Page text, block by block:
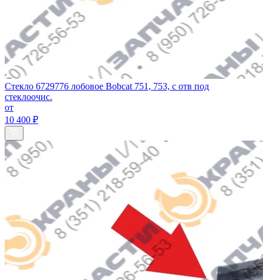
Стекло 6729776 лобовое Bobcat 751, 753, с отв под
стеклоочис.
от
10 400 ₽